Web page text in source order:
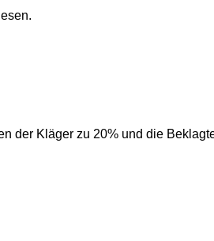
der Kläger zu 20% und die